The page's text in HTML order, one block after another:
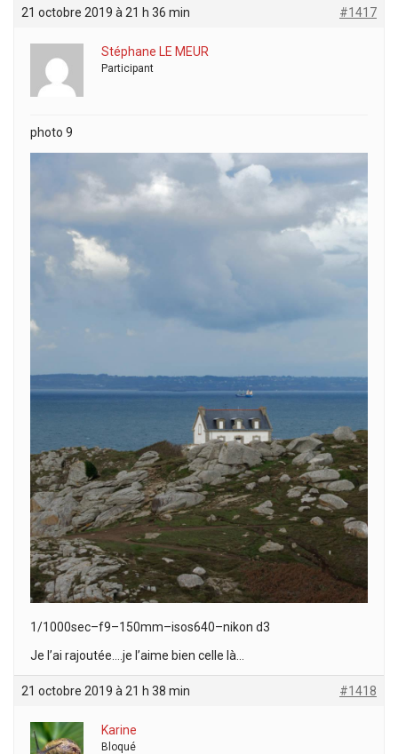
21 octobre 2019 à 21 h 36 min #1417
Stéphane LE MEUR
Participant
photo 9
1/1000sec–f9–150mm–isos640–nikon d3
Je l’ai rajoutée….je l’aime bien celle là…
21 octobre 2019 à 21 h 38 min #1418
Karine
Bloqué